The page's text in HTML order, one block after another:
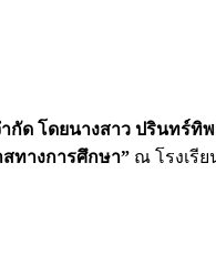
กัด โดยนางสาว ปรินทร์
สทางการศึกษา” ณ โรงเรี